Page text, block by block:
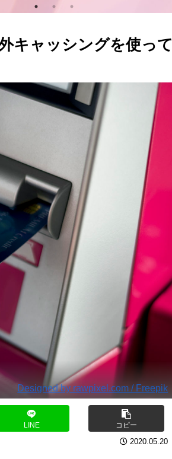
クラブラウンジアクセス
付ジュニアスイートルー
キャッシングを使って
Designed by rawpixel.com / Freepik
LINE コピー
2020.05.20